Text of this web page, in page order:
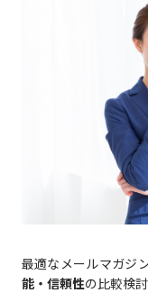
最適なメールマガジ
能・信頼性の比較検